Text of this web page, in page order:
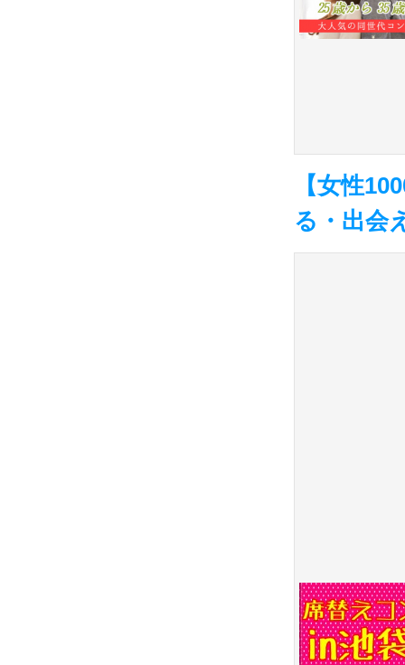
【女性
る・出会